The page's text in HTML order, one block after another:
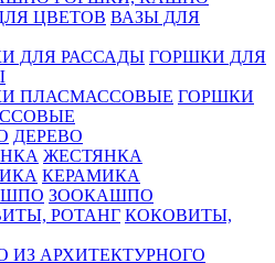
ВАЗЫ ДЛЯ
ГОРШКИ ДЛЯ
ГОРШКИ
ДЕРЕВО
ЖЕСТЯНКА
КЕРАМИКА
ЗООКАШПО
КОКОВИТЫ,